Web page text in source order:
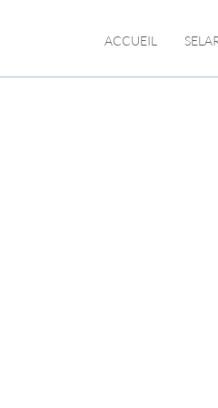
ACCUEIL